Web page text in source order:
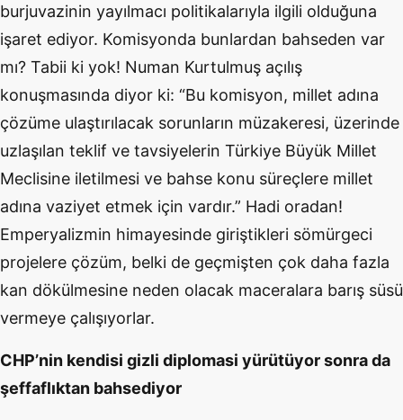
burjuvazinin yayılmacı politikalarıyla ilgili olduğuna
işaret ediyor. Komisyonda bunlardan bahseden var
mı? Tabii ki yok! Numan Kurtulmuş açılış
konuşmasında diyor ki: “Bu komisyon, millet adına
çözüme ulaştırılacak sorunların müzakeresi, üzerinde
uzlaşılan teklif ve tavsiyelerin Türkiye Büyük Millet
Meclisine iletilmesi ve bahse konu süreçlere millet
adına vaziyet etmek için vardır.” Hadi oradan!
Emperyalizmin himayesinde giriştikleri sömürgeci
projelere çözüm, belki de geçmişten çok daha fazla
kan dökülmesine neden olacak maceralara barış süsü
vermeye çalışıyorlar.
CHP’nin kendisi gizli diplomasi yürütüyor sonra da
şeffaflıktan bahsediyor